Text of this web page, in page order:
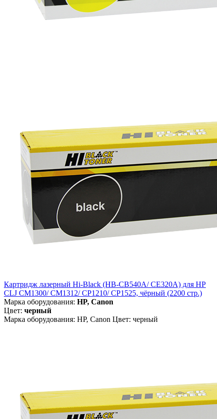
Картридж лазерный Hi-Black (HB-CB540A/ CE320A) для HP
CLJ CM1300/ CM1312/ CP1210/ CP1525, чёрный (2200 стр.)
Марка оборудования: HP, Canon
Цвет: черный
Марка оборудования: HP, Canon Цвет: черный